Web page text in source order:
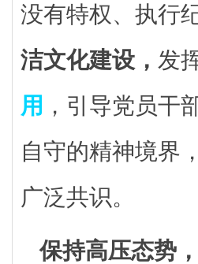
没有特权、执行
洁文化建设， 发
用 ，引导党员干
自守的精神境界
广泛共识。
保持高压态势